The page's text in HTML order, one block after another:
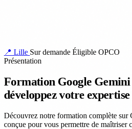
📍 Lille Sur demande Éligible OPCO
Présentation
Formation Google
développez votre
Découvrez notre formation complète
conçue pour vous permettre de maîtriser